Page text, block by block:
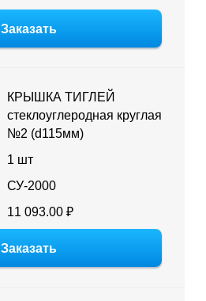
Заказать
КРЫШКА ТИГЛЕЙ
стеклоуглеродная круглая
№2 (d115мм)
1 шт
СУ-2000
11 093.00 ₽
Заказать